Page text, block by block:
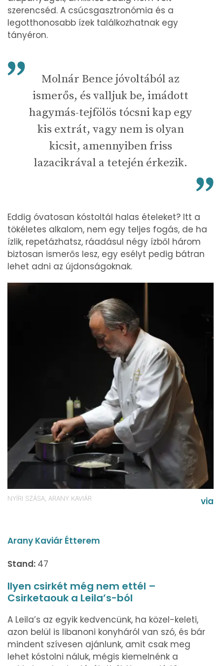
szerencséd. A csúcsgasztronómia és a
legotthonosabb ízek találkozhatnak egy
tányéron.
Molnár Bence jóvoltából az
ismerős, és valljuk be, imádott
hagymás-tejfölös tócsni kap egy
kis extrát, vagy nem is olyan
kicsit, amennyiben friss
lazacikrával a tetején érkezik.
Eddig óvatosan kóstoltál halas ételeket? Itt a
tökéletes alkalom, nem egy teljes fogás, de ha
ízlik, repetázhatsz, ráadásul négy ízből három
biztosan ismerős lesz, egy esélyt pedig bátran
lehet adni az újdonságoknak.
NYÍRI SZÁSA, ARANY KAVIÁR via
Arany Kaviár Étterem
Stand: 47
Ilyen csirkét még nem ettél –
Csirketaouk a Leila’s-ból
A Leila’s az egyik kedvencünk, ha közel-keleti,
azon belül is libanoni konyháról van szó, és bár
mindent szívesen ajánlunk, amit csak meg
lehet kóstolni náluk, mégis kiemelnénk a